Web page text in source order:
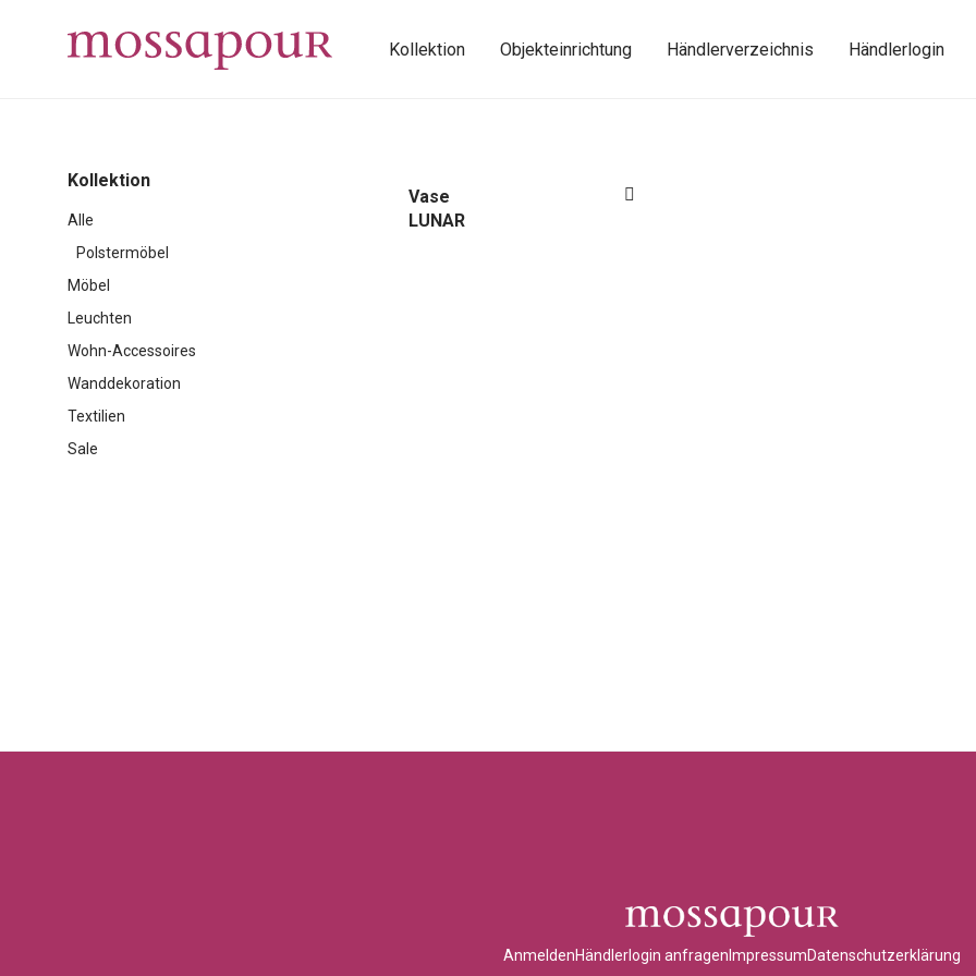
Kollektion Objekteinrichtung Händlerverzeichnis Händlerlogin
Kollektion
Alle
Polstermöbel
Möbel
Leuchten
Wohn-Accessoires
Wanddekoration
Textilien
Sale
Vase
LUNAR
AnmeldenHändlerlogin anfragen ImpressumDatenschutzerklärung